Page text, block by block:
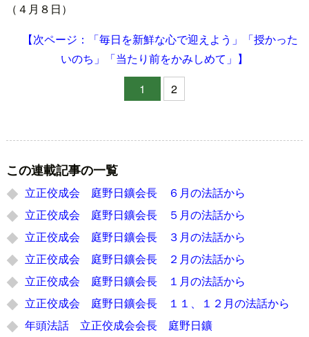
（４月８日）
【次ページ：「毎日を新鮮な心で迎えよう」「授かった
いのち」「当たり前をかみしめて」】
1
2
この連載記事の一覧
立正佼成会 庭野日鑛会長 ６月の法話から
立正佼成会 庭野日鑛会長 ５月の法話から
立正佼成会 庭野日鑛会長 ３月の法話から
立正佼成会 庭野日鑛会長 ２月の法話から
立正佼成会 庭野日鑛会長 １月の法話から
立正佼成会 庭野日鑛会長 １１、１２月の法話から
年頭法話 立正佼成会会長 庭野日鑛